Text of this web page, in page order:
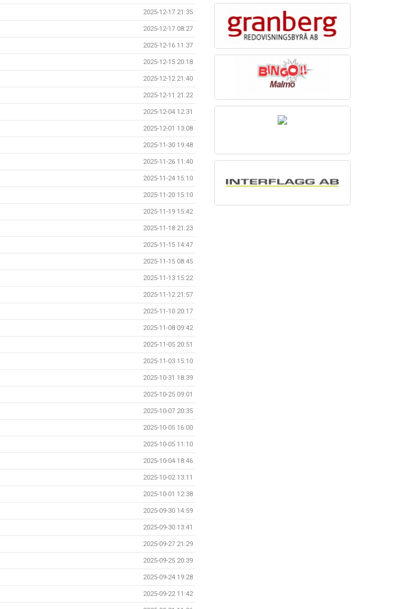
2025-12-17 21:35
2025-12-17 08:27
2025-12-16 11:37
2025-12-15 20:18
2025-12-12 21:40
2025-12-11 21:22
2025-12-04 12:31
2025-12-01 13:08
2025-11-30 19:48
2025-11-26 11:40
2025-11-24 15:10
2025-11-20 15:10
2025-11-19 15:42
2025-11-18 21:23
2025-11-15 14:47
2025-11-15 08:45
2025-11-13 15:22
2025-11-12 21:57
2025-11-10 20:17
2025-11-08 09:42
2025-11-05 20:51
2025-11-03 15:10
2025-10-31 18:39
2025-10-25 09:01
2025-10-07 20:35
2025-10-05 16:00
2025-10-05 11:10
2025-10-04 18:46
2025-10-02 13:11
2025-10-01 12:38
2025-09-30 14:59
2025-09-30 13:41
2025-09-27 21:29
2025-09-25 20:39
2025-09-24 19:28
2025-09-22 11:42